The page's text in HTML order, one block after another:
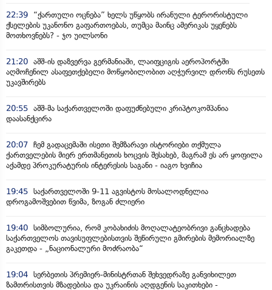
22:39
“ქართული ოცნება” ხელს უწყობს ირანული ტერორისტული
ქსელების უკანონო გაფართოებას, თუმცა მაინც ამერიკას უყენებს
მოთხოვნებს? - ჯო უილსონი
21:20 აშშ-ის დაზვერვა გერმანიაში, ლაიფციგის აეროპორტში
აღმოჩენილ ასაფეთქებელი მოწყობილობით აღჭურვილ დრონს რუსეთს
უკავშირებს
20:55 აშშ-მა საქართველოში დაფუძნებული კრიპტოკომპანია
დაასანქცირა
20:07 ჩემ გადაცემაში ისეთი შემზარავი ისტორიები თქმულა
ქართველების მიერ ერთმანეთის ხოცვის შესახებ, მაგრამ ეს არ ყოფილა
აქამდე პროკურატურის ინტერესის საგანი - იაგო ხვიჩია
19:45 საქართველოში 9-11 აგვისტოს მოსალოდნელია
დროგამოშვებით წვიმა, ზოგან ძლიერი
19:40 სიმბოლურია, რომ კობახიძის მოღალატეობრივი განცხადება
საქართველოს თავისუფლებისთვის შეწირული გმირების მემორიალზე
გაკეთდა - „ნაციონალური მოძრაობა“
19:04 სერბეთის პრემიერ-მინისტრთან შეხვედრაზე განვიხილეთ
ზამთრისთვის მზადებისა და უკრაინის აღდგენის საკითხები -